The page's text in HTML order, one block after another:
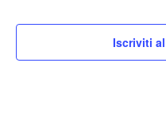
Iscriviti